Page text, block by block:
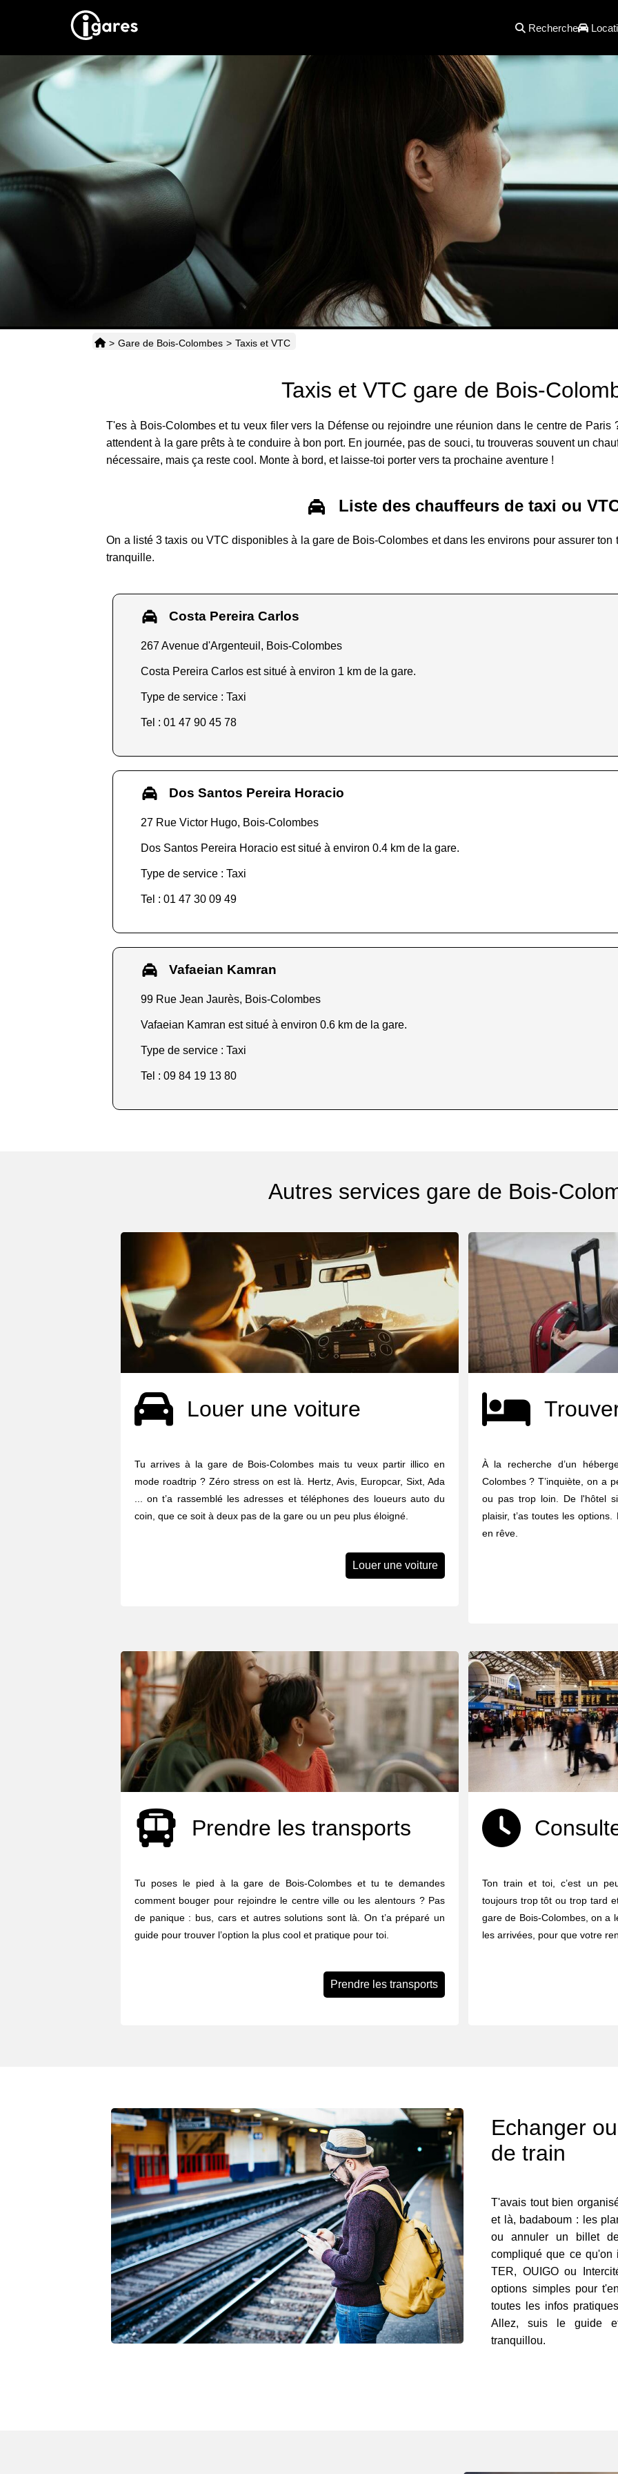
Recherche
> Gare de Bois-Colombes > Taxis et VTC
Taxis et VTC gare de Bois-
T'es à Bois-Colombes et tu veux filer vers la Défense ou rejoindre une réunion dans le centre de Paris
attendent à la gare prêts à te conduire à bon port. En journée, pas de souci, tu trouveras souvent un
nécessaire, mais ça reste cool. Monte à bord, et laisse-toi porter vers ta prochaine aventure !
Liste des chauffeurs de taxi ou
On a listé 3 taxis ou VTC disponibles à la gare de Bois-Colombes et dans les environs pour assurer ton
tranquille.
Costa Pereira Carlos
267 Avenue d'Argenteuil, Bois-Colombes
Costa Pereira Carlos est situé à environ 1 km de la gare.
Type de service : Taxi
Tel : 01 47 90 45 78
Dos Santos Pereira Horacio
27 Rue Victor Hugo, Bois-Colombes
Dos Santos Pereira Horacio est situé à environ 0.4 km de la gare.
Type de service : Taxi
Tel : 01 47 30 09 49
Vafaeian Kamran
99 Rue Jean Jaurès, Bois-Colombes
Vafaeian Kamran est situé à environ 0.6 km de la gare.
Type de service : Taxi
Tel : 09 84 19 13 80
Autres services gare de Bois-
Louer une voiture
Tu arrives à la gare de Bois-Colombes mais tu veux partir illico en
mode roadtrip ? Zéro stress on est là. Hertz, Avis, Europcar, Sixt, Ada
... on t’a rassemblé les adresses et téléphones des loueurs auto du
coin, que ce soit à deux pas de la gare ou un peu plus éloigné.
Louer une voiture
À la recherche d’un
Colombes ? T’inquiète, on a
ou pas trop loin. De l'hôtel
plaisir, t’as toutes les
en rêve.
Prendre les transports
Tu poses le pied à la gare de Bois-Colombes et tu te demandes
comment bouger pour rejoindre le centre ville ou les alentours ? Pas
de panique : bus, cars et autres solutions sont là. On t’a préparé un
guide pour trouver l’option la plus cool et pratique pour toi.
Prendre les transports
Ton train et toi, c’est un
toujours trop tôt ou trop tard
gare de Bois-Colombes, on a
les arrivées, pour que votre
Echanger
de train
T'avais tout bien
et là, badaboum : les
ou annuler un billet
compliqué que ce qu'on
TER, OUIGO ou
options simples pour
toutes les infos
Allez, suis le guide
tranquillou.